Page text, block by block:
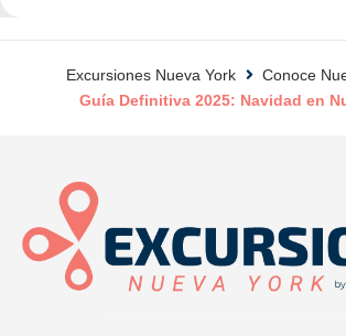
Excursiones Nueva York
Conoce
Guía Definitiva 2025: Navidad en